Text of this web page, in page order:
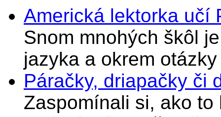
Americká lektorka učí
Snom mnohých škôl
jazyka a okrem
Páračky, driapačky či
Zaspomínali si, ako